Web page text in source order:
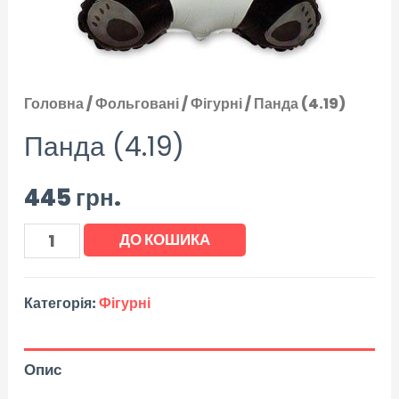
Головна/Фольговані/Фігурні/ Панда (4.19)
Панда (4.19)
445грн.
ДО КОШИКА
Категорія:Фігурні
Опис